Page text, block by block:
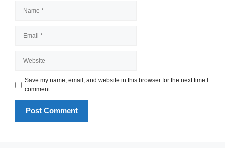
Save my name, email, and website in this browser for the next time I
comment.